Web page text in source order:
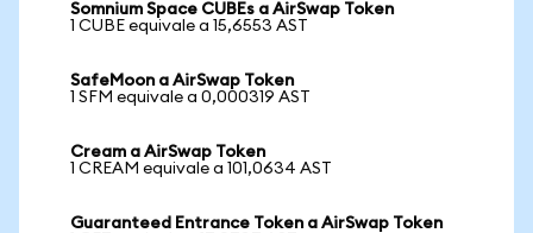
Somnium Space CUBEs a AirSwap Token
1 CUBE equivale a 15,6553 AST
SafeMoon a AirSwap Token
1 SFM equivale a 0,000319 AST
Cream a AirSwap Token
1 CREAM equivale a 101,0634 AST
Guaranteed Entrance Token a AirSwap Token